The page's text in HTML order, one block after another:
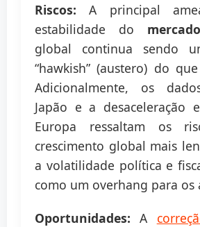
Riscos: A principal
estabilidade do
global continua sendo
“hawkish” (austero) do
Adicionalmente, os
Japão e a desaceleração
Europa ressaltam os
crescimento global mais
a volatilidade política e
como um overhang para os
Oportunidades: A